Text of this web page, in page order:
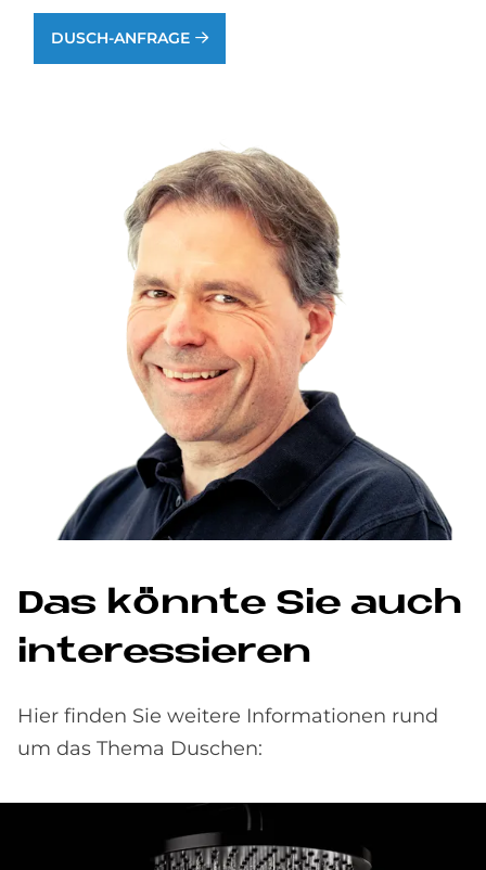
DUSCH-ANFRAGE
Das könnte Sie auch
interessieren
Hier finden Sie weitere Informationen rund
um das Thema Duschen: